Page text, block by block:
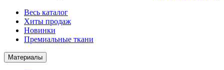
Весь каталог
Хиты продаж
Новинки
Премиальные ткани
Материалы